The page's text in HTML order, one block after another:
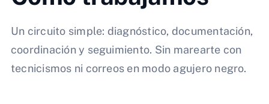
Un circuito simple: diagnóstico, documentación,
coordinación y seguimiento. Sin marearte con
tecnicismos ni correos en modo agujero negro.